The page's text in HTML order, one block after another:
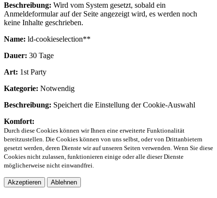
Beschreibung: Wird vom System gesetzt, sobald ein
Anmeldeformular auf der Seite angezeigt wird, es werden noch
keine Inhalte geschrieben.
Name: ld-cookieselection**
Dauer: 30 Tage
Art: 1st Party
Kategorie: Notwendig
Beschreibung: Speichert die Einstellung der Cookie-Auswahl
Komfort:
Durch diese Cookies können wir Ihnen eine erweiterte Funktionalität
bereitzustellen. Die Cookies können von uns selbst, oder von Drittanbietern
gesetzt werden, deren Dienste wir auf unseren Seiten verwenden. Wenn Sie diese
Cookies nicht zulassen, funktionieren einige oder alle dieser Dienste
möglicherweise nicht einwandfrei.
Akzeptieren Ablehnen